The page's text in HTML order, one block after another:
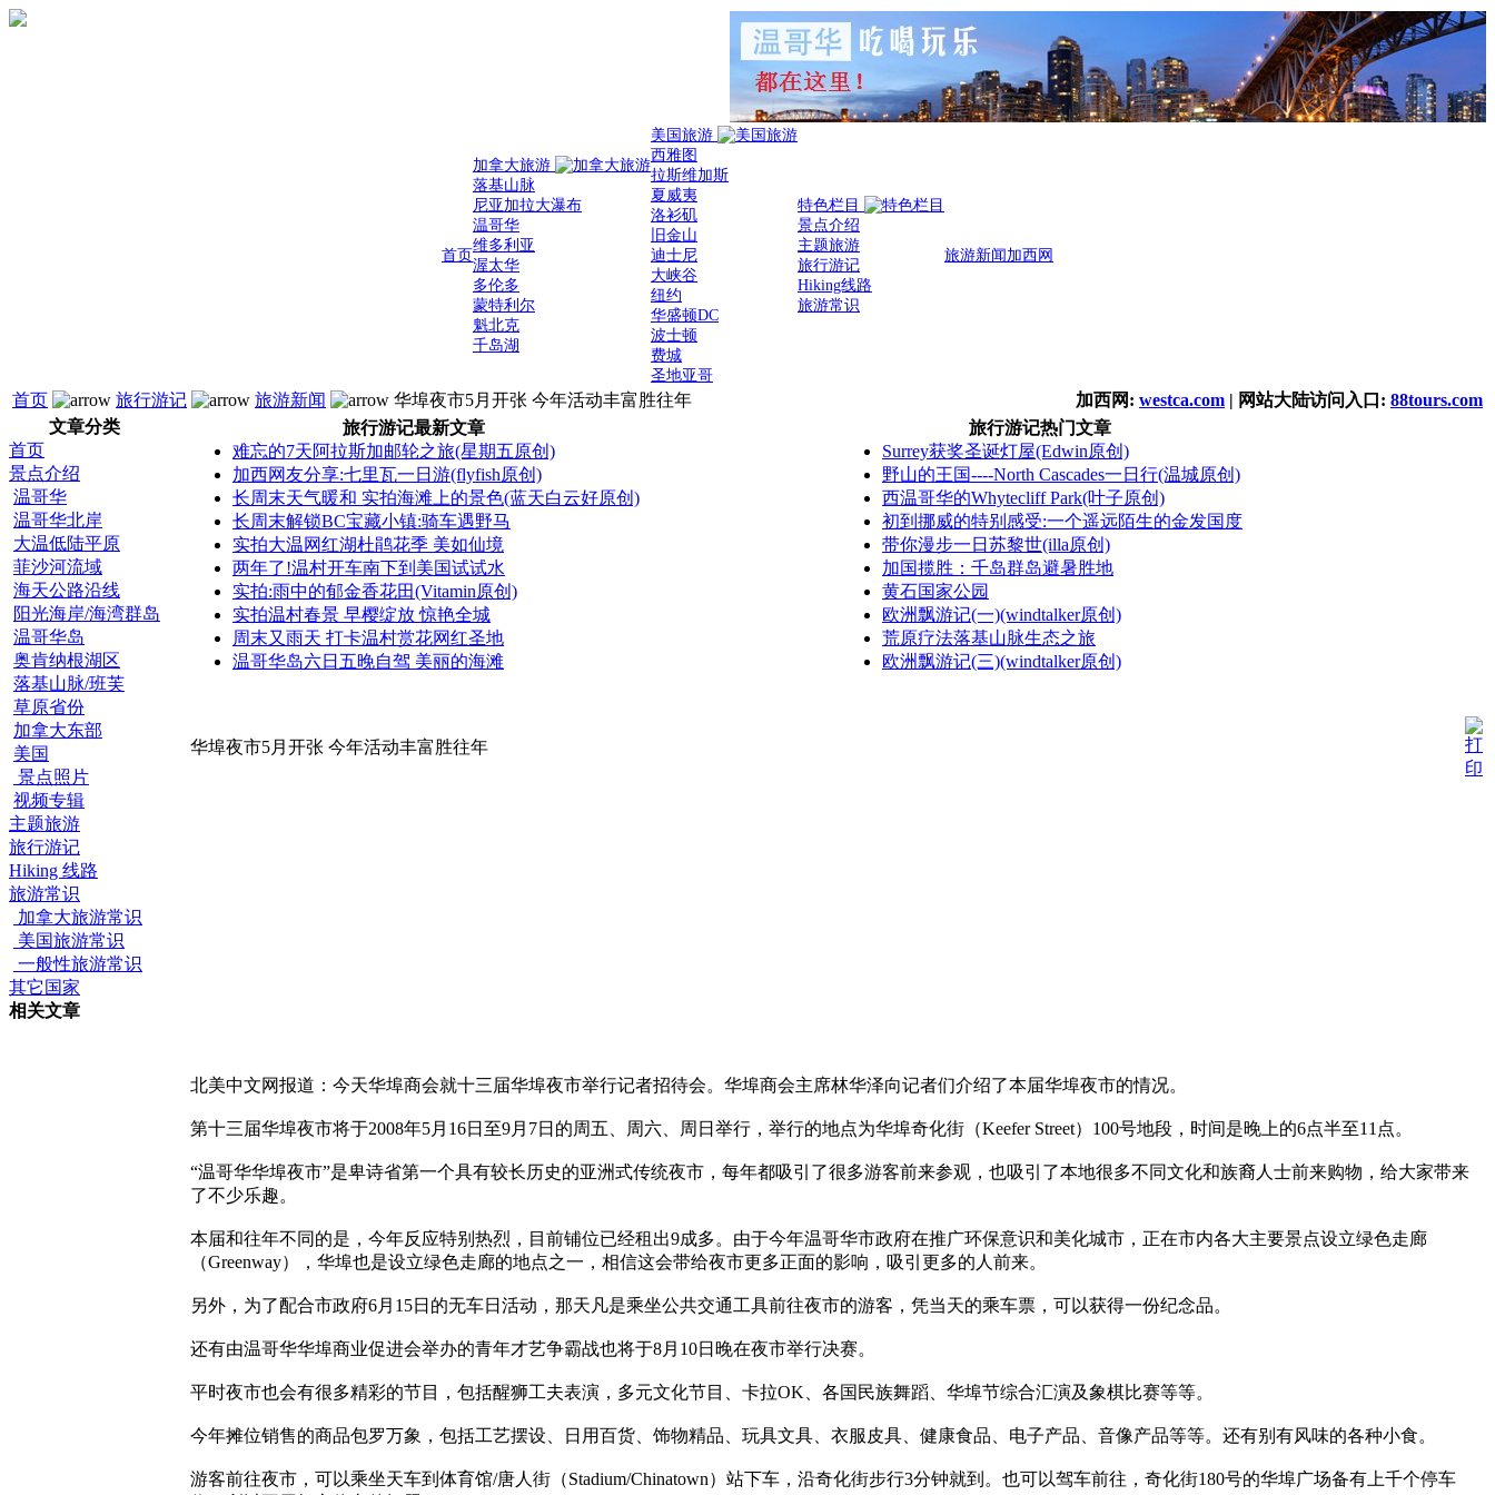
首页
加拿大旅游
落基山脉
尼亚加拉大瀑布
温哥华
维多利亚
渥太华
多伦多
蒙特利尔
魁北克
千岛湖
美国旅游
西雅图
拉斯维加斯
夏威夷
洛衫矶
旧金山
迪士尼
大峡谷
纽约
华盛顿DC
波士顿
费城
圣地亚哥
特色栏目
景点介绍
主题旅游
旅行游记
Hiking线路
旅游常识
旅游新闻 加西网
首页 旅行游记 旅游新闻 华埠夜市5月开张 今年活动丰富胜往年 加西网: westca.com | 网站大陆访问入口: 88tours.com
文章分类
首页
景点介绍
温哥华
温哥华北岸
大温低陆平原
菲沙河流域
海天公路沿线
阳光海岸/海湾群岛
温哥华岛
奥肯纳根湖区
落基山脉/班芙
草原省份
加拿大东部
美国
景点照片
视频专辑
主题旅游
旅行游记
Hiking 线路
旅游常识
加拿大旅游常识
美国旅游常识
一般性旅游常识
其它国家
相关文章
旅行游记最新文章
难忘的7天阿拉斯加邮轮之旅(星期五原创)
加西网友分享:七里瓦一日游(flyfish原创)
长周末天气暖和 实拍海滩上的景色(蓝天白云好原创)
长周末解锁BC宝藏小镇:骑车遇野马
实拍大温网红湖杜鹃花季 美如仙境
两年了!温村开车南下到美国试试水
实拍:雨中的郁金香花田(Vitamin原创)
实拍温村春景 早樱绽放 惊艳全城
周末又雨天 打卡温村赏花网红圣地
温哥华岛六日五晚自驾 美丽的海滩
旅行游记热门文章
Surrey获奖圣诞灯屋(Edwin原创)
野山的王国----North Cascades一日行(温城原创)
西温哥华的Whytecliff Park(叶子原创)
初到挪威的特别感受:一个遥远陌生的金发国度
带你漫步一日苏黎世(illa原创)
加国揽胜：千岛群岛避暑胜地
黄石国家公园
欧洲飘游记(一)(windtalker原创)
荒原疗法落基山脉生态之旅
欧洲飘游记(三)(windtalker原创)
华埠夜市5月开张 今年活动丰富胜往年
北美中文网报道：今天华埠商会就十三届华埠夜市举行记者招待会。华埠商会主席林华泽向记者们介绍了本届华埠夜市的情况。
第十三届华埠夜市将于2008年5月16日至9月7日的周五、周六、周日举行，举行的地点为华埠奇化街（Keefer Street）100号地段，时间是晚上的6点半至11点。
“温哥华华埠夜市”是卑诗省第一个具有较长历史的亚洲式传统夜市，每年都吸引了很多游客前来参观，也吸引了本地很多不同文化和族裔人士前来购物，给大家带来
了不少乐趣。
本届和往年不同的是，今年反应特别热烈，目前铺位已经租出9成多。由于今年温哥华市政府在推广环保意识和美化城市，正在市内各大主要景点设立绿色走廊
（Greenway），华埠也是设立绿色走廊的地点之一，相信这会带给夜市更多正面的影响，吸引更多的人前来。
另外，为了配合市政府6月15日的无车日活动，那天凡是乘坐公共交通工具前往夜市的游客，凭当天的乘车票，可以获得一份纪念品。
还有由温哥华华埠商业促进会举办的青年才艺争霸战也将于8月10日晚在夜市举行决赛。
平时夜市也会有很多精彩的节目，包括醒狮工夫表演，多元文化节目、卡拉OK、各国民族舞蹈、华埠节综合汇演及象棋比赛等等。
今年摊位销售的商品包罗万象，包括工艺摆设、日用百货、饰物精品、玩具文具、衣服皮具、健康食品、电子产品、音像产品等等。还有别有风味的各种小食。
游客前往夜市，可以乘坐天车到体育馆/唐人街（Stadium/Chinatown）站下车，沿奇化街步行3分钟就到。也可以驾车前往，奇化街180号的华埠广场备有上千个停车